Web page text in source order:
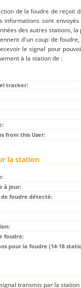
de la foudre de reçoit
informations sont
des autres stations,
d'un coup de
le signal pour
à la station de :
tracker:
from this User:
la station
à jour:
de foudre détecté:
foudre:
pour la foudre (14-18
transmis par la